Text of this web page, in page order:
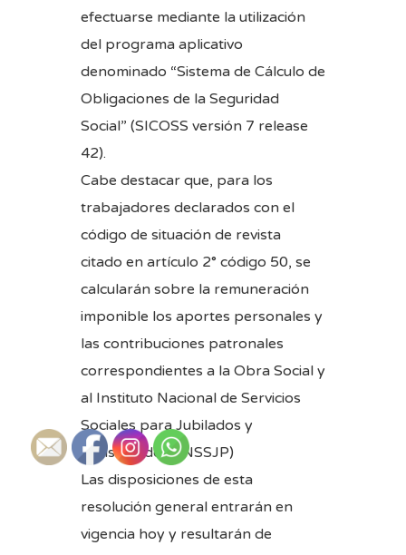
efectuarse mediante la utilización
del programa aplicativo
denominado “Sistema de Cálculo de
Obligaciones de la Seguridad
Social” (SICOSS versión 7 release
42).
Cabe destacar que, para los
trabajadores declarados con el
código de situación de revista
citado en artículo 2° código 50, se
calcularán sobre la remuneración
imponible los aportes personales y
las contribuciones patronales
correspondientes a la Obra Social y
al Instituto Nacional de Servicios
Sociales para Jubilados y
Pensionados (INSSJP)
Las disposiciones de esta
resolución general entrarán en
vigencia hoy y resultarán de